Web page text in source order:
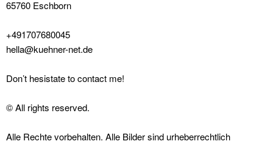
65760 Eschborn
+491707680045
hella@kuehner-net.de
Don’t hes­is­tate to con­tact me!
© All rights reserved.
Alle Rechte vor­be­hal­ten. Alle Bilder sind urhe­ber­rechtlich